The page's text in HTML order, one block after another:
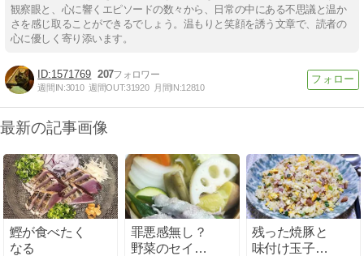
観察眼と、心に響くエピソードの数々から、日常の中にある不思議と温か
さを感じ取ることができるでしょう。温もりと笑顔を誘う文章で、読者の
心に優しく寄り添います。
1571769 207
週間IN:3010 週間OUT:31920 月間IN:12810
最新の記事画像
鰹が食べたく
なる
罪悪感無し？
野菜のセイロ
残った焼豚と
味付け玉子の